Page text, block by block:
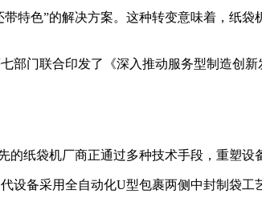
特色”的解决方案。这种转变意味着，纸
部门联合印发了《深入推动服务型制造创
纸袋机厂商正通过多种技术手段，重塑设
备采用全自动化U型包裹两侧中封制袋